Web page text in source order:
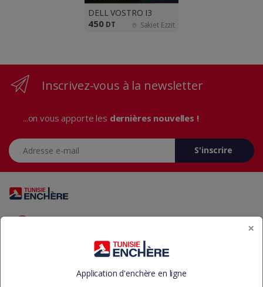
DELL VOSTRO I3
450 DT Sakiet Ezzit
Inscrivez-vous à la newsletter
...on vous apporte les dernières nouvelles !
Adresse e-mail
S'inscrire
Vous avez des questions? Appelez-nous 24/7!
×
Application d'enchère en ligne